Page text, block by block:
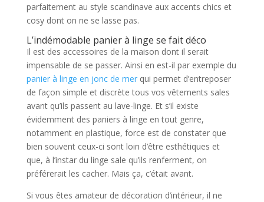
parfaitement au style scandinave aux accents chics et
cosy dont on ne se lasse pas.
L’indémodable panier à linge se fait déco
Il est des accessoires de la maison dont il serait
impensable de se passer. Ainsi en est-il par exemple du
panier à linge en jonc de merqui permet d’entreposer
de façon simple et discrète tous vos vêtements sales
avant qu’ils passent au lave-linge. Et s’il existe
évidemment des paniers à linge en tout genre,
notamment en plastique, force est de constater que
bien souvent ceux-ci sont loin d’être esthétiques et
que, à l’instar du linge sale qu’ils renferment, on
préférerait les cacher. Mais ça, c’était avant.
Si vous êtes amateur de décoration d’intérieur, il ne